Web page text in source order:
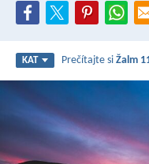
KAT Prečítajte siŽalm